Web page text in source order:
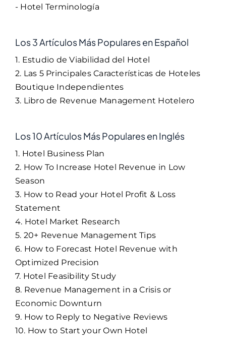
- Hotel Terminología
Los 3 Artículos Más Populares en Español
1. Estudio de Viabilidad del Hotel
2. Las 5 Principales Características de Hoteles
Boutique Independientes
3. Libro de Revenue Management Hotelero
Los 10 Artículos Más Populares en Inglés
1. Hotel Business Plan
2. How To Increase Hotel Revenue in Low
Season
3. How to Read your Hotel Profit & Loss
Statement
4. Hotel Market Research
5. 20+ Revenue Management Tips
6. How to Forecast Hotel Revenue with
Optimized Precision
7. Hotel Feasibility Study
8. Revenue Management in a Crisis or
Economic Downturn
9. How to Reply to Negative Reviews
10. How to Start your Own Hotel